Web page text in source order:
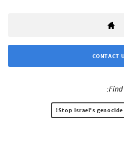
CONTACT
Stop Israel's genocide